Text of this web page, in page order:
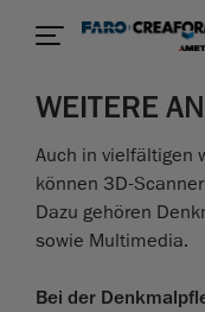
WEITERE
Auch in vielfältigen
können 3D-
Dazu gehören
sowie Multimedia.
Bei der